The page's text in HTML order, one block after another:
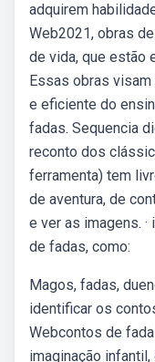
adquirem
Web2021, obras
de vida, que estão
Essas obras visam
e eficiente do
fadas. Sequencia
reconto dos
ferramenta) tem
de aventura, de
e ver as imagens.
de fadas, como:
Magos, fadas,
identificar os
Webcontos de
imaginação